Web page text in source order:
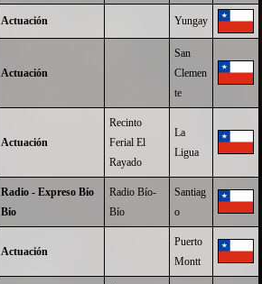
Actuación Yungay
Actuación
San
Clemen
te
Actuación
Recinto
Ferial El
Rayado
La
Ligua
Radio - Expreso Bío
Bío
Radio Bío-
Bío
Santiag
o
Actuación
Puerto
Montt